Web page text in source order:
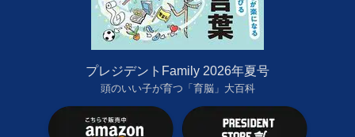
プレジデントFamily 2026年夏号
頭のいい子が育つ「育脳」大百科